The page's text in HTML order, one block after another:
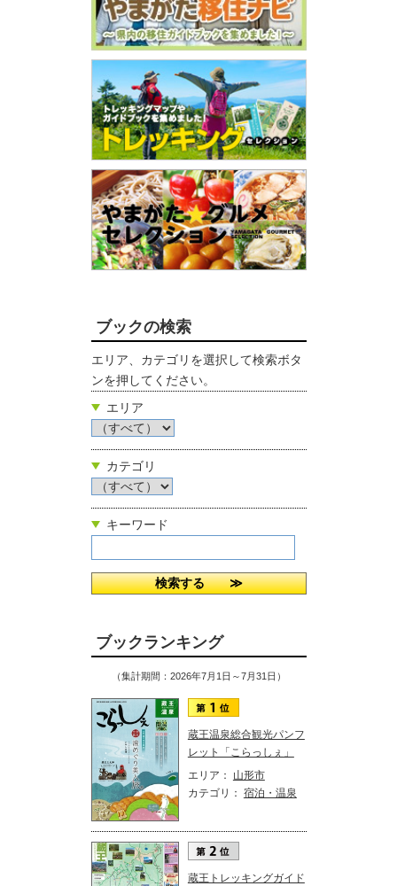
ブックの検索
エリア、カテゴリを選択して検索ボタ
ンを押してください。
エリア
カテゴリ
キーワード
ブックランキング
（集計期間：2026年7月1日～7月31日）
蔵王温泉総合観光パンフ
レット「こらっしぇ」
エリア： 山形市
カテゴリ： 宿泊・温泉
蔵王トレッキングガイド